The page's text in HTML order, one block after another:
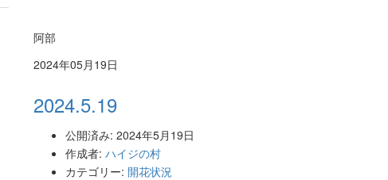
阿部
2024年05月19日
2024.5.19
公開済み: 2024年5月19日
作成者: ハイジの村
カテゴリー: 開花状況